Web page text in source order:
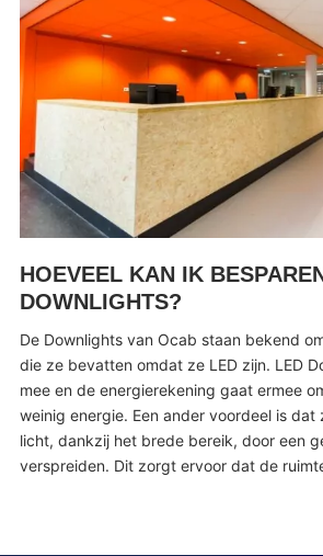
HOEVEEL KAN IK
DOWNLIGHTS?
De Downlights van Ocab staan bekend
die ze bevatten omdat ze LED zijn. LED
mee en de energierekening gaat ermee
weinig energie. Een ander voordeel is dat
licht, dankzij het brede bereik, door een
verspreiden. Dit zorgt ervoor dat de